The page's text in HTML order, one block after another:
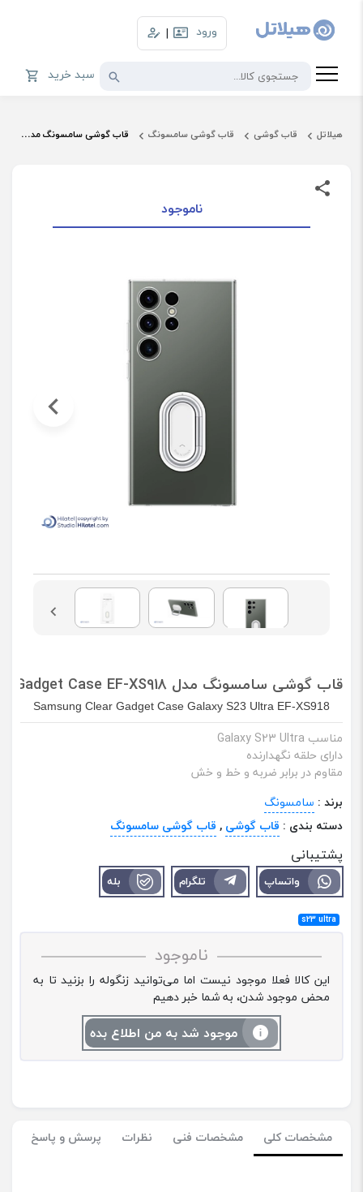
ورود |
سبد خرید
هیلاتل قاب گوشی قاب گوشی سامسونگ قاب گوشی سامسونگ مدل Clear Gadget Case EF-XS918 مناسب Galaxy S23 Ultra
ناموجود
قاب گوشی سامسونگ مدل Clear Gadget Case EF-XS918 مناسب Galaxy S23 Ultra
Samsung Clear Gadget Case Galaxy S23 Ultra EF-XS918
مناسب Galaxy S23 Ultra
دارای حلقه نگهدارنده
مقاوم در برابر ضربه و خط و خش
برند : سامسونگ
دسته بندی : قاب گوشی , قاب گوشی سامسونگ
پشتیبانی
واتساپ تلگرام بله
s23 ultra
ناموجود
این کالا فعلا موجود نیست اما می‌توانید زنگوله را بزنید تا به
محض موجود شدن، به شما خبر دهیم
موجود شد به من اطلاع بده
مشخصات کلی مشخصات فنی نظرات پرسش و پاسخ